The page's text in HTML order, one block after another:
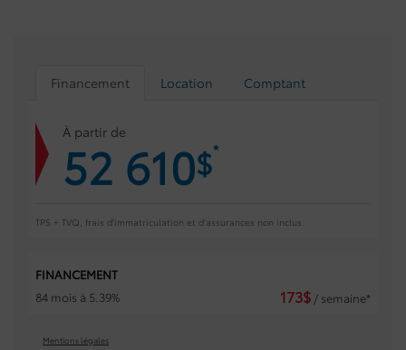
Financement Location Comptant
À partir de
52 610$*
TPS + TVQ, frais d'immatriculation et d'assurances non inclus.
FINANCEMENT
84 mois à 5.39%
173$ / semaine*
Mentions légales